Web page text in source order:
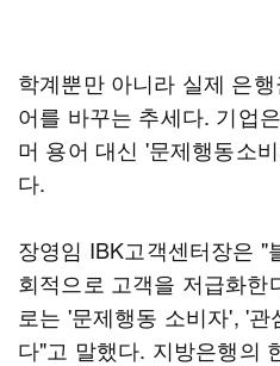
학계뿐만 아니라 실제 은
어를 바꾸는 추세다. 기업
머 용어 대신 '문제행동소
다.
장영임 IBK고객센터장은 "
회적으로 고객을 저급화한
로는 '문제행동 소비자', '
다"고 말했다. 지방은행의